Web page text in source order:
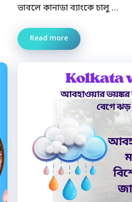
ভাবলে কানাডা ব্যাংকে চালু …
Read more